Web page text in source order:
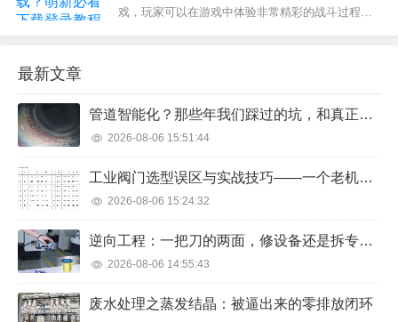
一个月时间，这一话题再次冲上...
戏，玩家可以在游戏中体验非常精彩的战斗过程，
细的下载教程，希望可以帮助...
最新文章
管道智能化？那些年我们踩过的坑，和真正能用的招儿
2026-08-06 15:51:44
工业阀门选型误区与实战技巧——一个老机械工程师的20年心得
2026-08-06 15:24:32
逆向工程：一把刀的两面，修设备还是拆专利？
2026-08-06 14:55:43
废水处理之蒸发结晶：被逼出来的零排放闭环